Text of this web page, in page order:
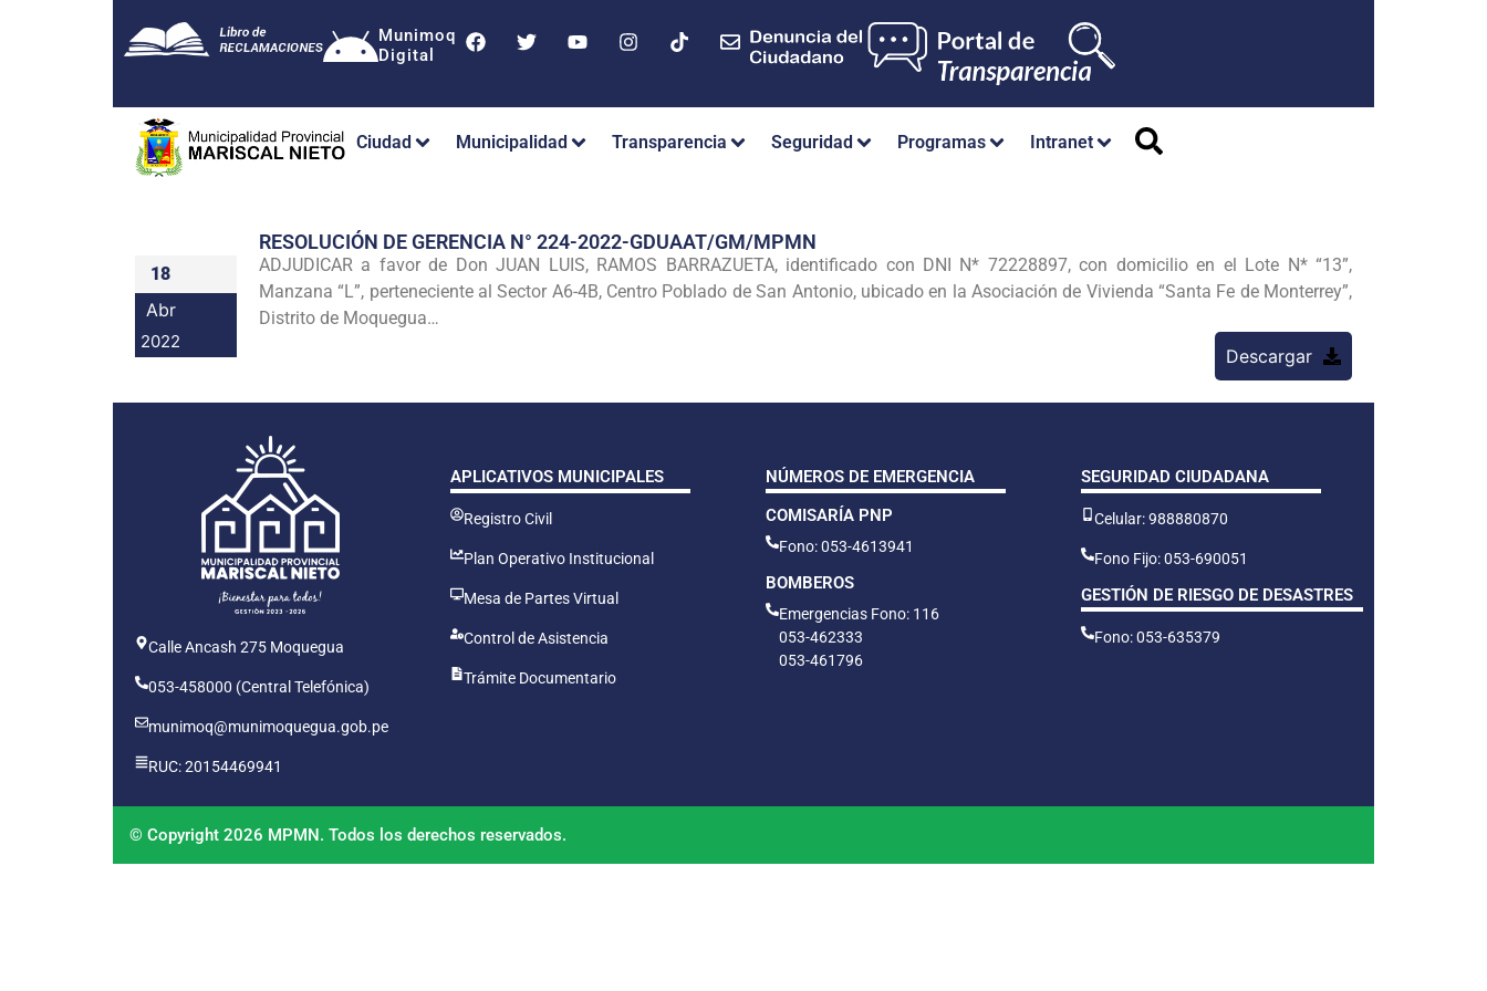
Munimoq
Digital
Ciudad Municipalidad Transparencia Seguridad Programas Intranet
18
Abr
2022
RESOLUCIÓN DE GERENCIA N° 224-2022-GDUAAT/GM/MPMN
ADJUDICAR a favor de Don JUAN LUIS, RAMOS BARRAZUETA, identificado con DNI N* 72228897, con domicilio en el Lote N* “13”,
Manzana “L”, perteneciente al Sector A6-4B, Centro Poblado de San Antonio, ubicado en la Asociación de Vivienda “Santa Fe de Monterrey”,
Distrito de Moquegua…
Descargar
Calle Ancash 275 Moquegua
053-458000 (Central Telefónica)
munimoq@munimoquegua.gob.pe
RUC: 20154469941
APLICATIVOS MUNICIPALES
Registro Civil
Plan Operativo Institucional
Mesa de Partes Virtual
Control de Asistencia
Trámite Documentario
NÚMEROS DE EMERGENCIA
COMISARÍA PNP
Fono: 053-4613941
BOMBEROS
Emergencias Fono: 116
053-462333
053-461796
SEGURIDAD CIUDADANA
Celular: 988880870
Fono Fijo: 053-690051
GESTIÓN DE RIESGO DE DESASTRES
Fono: 053-635379
© Copyright 2026 MPMN. Todos los derechos reservados.